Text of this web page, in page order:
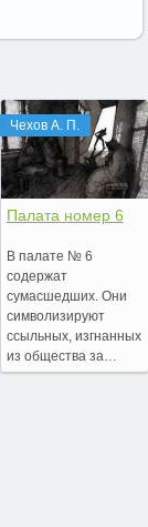
Чехов А. П.
Палата номер 6
В палате № 6
содержат
сумасшедших. Они
символизируют
ссыльных, изгнанных
из общества за…